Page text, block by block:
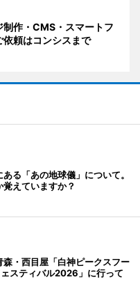
作・CMS・スマートフ
依頼はコンシスまで
ある「あの地球儀」について。
覚えていますか？
森・西目屋「白神ピークスフー
ェスティバル2026」に行って